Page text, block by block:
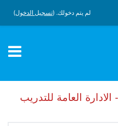
لم يتم دخولك. (تسجيل الدخول)
العامة للتدريب